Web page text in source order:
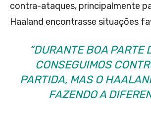
contra-ataques, principalmente
Haaland encontrasse situações
“DURANTE BOA PARTE
CONSEGUIMOS
PARTIDA, MAS O
FAZENDO A